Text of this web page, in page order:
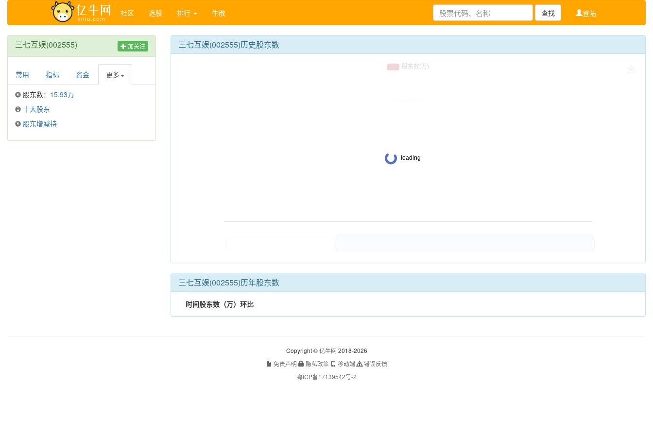
社区 选股 排行 牛散 登陆
查找
三七互娱(002555) 加关注
常用 指标 资金 更多
股东数： 15.93万
十大股东
股东增减持
三七互娱(002555)历史股东数
三七互娱(002555)历年股东数
时间股东数（万） 环比
Copyright ©亿牛网 2018-2026
免责声明
隐私政策 移动端
错误反馈
粤ICP备17139542号-2